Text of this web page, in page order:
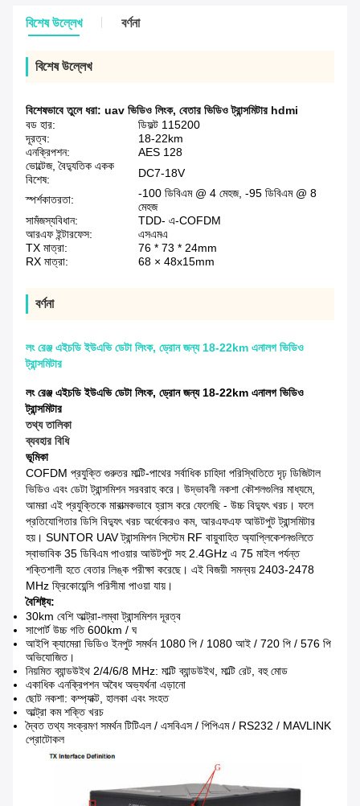
বিশেষ উল্লেখ বর্ণনা
বিশেষ উল্লেখ
বিশেষভাবে তুলে ধরা: uav ভিডিও লিংক, বেতার ভিডিও ট্রান্সমিটার hdmi
বড হার:
ডিফল্ট 115200
দূরত্ব:
18-22km
এনক্রিপশন:
AES 128
ভোল্টেজ, বৈদ্যুতিক একক
বিশেষ:
DC7-18V
স্পর্শকাতরতা:
-100 ডিবিএম @ 4 মেহজ, -95 ডিবিএম @ 8
মেহজ
সামঁজস্যবিধান:
TDD- এ-COFDM
আরএফ ইন্টারফেস:
এসএমএ
TX মাত্রা:
76 * 73 * 24mm
RX মাত্রা:
68 × 48x15mm
বর্ণনা
লং রেঞ্জ এইচডি ইউএভি ডেটা লিংক, ড্রোন জন্য 18-22km এনালগ ভিডিও
ট্রান্সমিটার
লং রেঞ্জ এইচডি ইউএভি ডেটা লিংক, ড্রোন জন্য 18-22km এনালগ ভিডিও
ট্রান্সমিটার
তথ্য তালিকা
ব্যবহার বিধি
ভূমিকা
COFDM প্রযুক্তি গুরুতর মাল্টি-পাথের সর্বাধিক চাহিদা পরিস্থিতিতে দৃঢ় ডিজিটাল
ভিডিও এবং ডেটা ট্রান্সমিশন সরবরাহ করে। উদ্ভাবনী নকশা কৌশলগুলির মাধ্যমে,
আমরা এই প্রযুক্তিকে মারাত্মকভাবে হ্রাস করে ফেলেছি - উচ্চ বিদ্যুৎ খরচ। ফলে
প্রতিযোগিতার ডিসি বিদ্যুৎ খরচ অর্ধেকেরও কম, আরএফএফ আউটপুট ট্রান্সমিটার
হয়। SUNTOR UAV ট্রান্সমিশন সিস্টেম RF বায়ুবাহিত অ্যাপ্লিকেশনগুলিতে
স্বাভাবিক 35 ডিবিএম পাওয়ার আউটপুট সহ 2.4GHz এ 75 মাইল পর্যন্ত
শক্তিশালী হতে বেতার লিঙ্ক পরীক্ষা করেছে। এই বিজয়ী সমন্বয় 2403-2478
MHz ফ্রিকোয়েন্সি পরিসীমা পাওয়া যায়।
বৈশিষ্ট্য:
30km বেশি আল্ট্রা-লম্বা ট্রান্সমিশন দূরত্ব
সাপোর্ট উচ্চ গতি 600km / ঘ
আইপি ক্যামেরা ভিডিও ইনপুট সমর্থন 1080 পি / 1080 আই / 720 পি / 576 পি
অভিযোজিত।
নিয়মিত ব্যান্ডউইথ 2/4/6/8 MHz: মাল্টি ব্যান্ডউইথ, মাল্টি রেট, বহু মোড
একাধিক এনক্রিপশন অবৈধ অভ্যর্থনা এড়ানো
ছোট নকশা: কম্প্যাক্ট, হালকা এবং সংহত
আল্ট্রা কম শক্তি খরচ
দ্বৈত তথ্য সংক্রমণ সমর্থন টিটিএল / এসবিএস / পিপিএম / RS232 / MAVLINK
প্রোটোকল